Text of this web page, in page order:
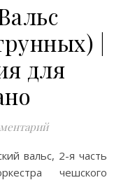
|
для
чешского